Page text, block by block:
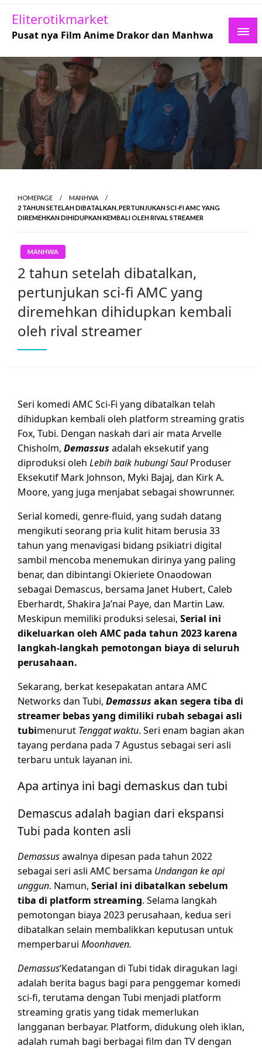
Skip
content
Eliterotikmarket
Pusat nya Film Anime Drakor dan Manhwa
HOMEPAGE
MANHWA
2 TAHUN SETELAH DIBATALKAN, PERTUNJUKAN SCI-FI AMC YANG
DIREMEHKAN DIHIDUPKAN KEMBALI OLEH RIVAL STREAMER
MANHWA
2 tahun setelah dibatalkan,
pertunjukan sci-fi AMC yang
diremehkan dihidupkan kembali
oleh rival streamer
Seri komedi AMC Sci-Fi yang dibatalkan telah
dihidupkan kembali oleh platform streaming gratis
Fox, Tubi. Dengan naskah dari air mata Arvelle
Chisholm, Demassus adalah eksekutif yang
diproduksi oleh Lebih baik hubungi SaulProduser
Eksekutif Mark Johnson, Myki Bajaj, dan Kirk A.
Moore, yang juga menjabat sebagai showrunner.
Serial komedi, genre-fluid, yang sudah datang
mengikuti seorang pria kulit hitam berusia 33
tahun yang menavigasi bidang psikiatri digital
sambil mencoba menemukan dirinya yang paling
benar, dan dibintangi Okieriete Onaodowan
sebagai Demascus, bersama Janet Hubert, Caleb
Eberhardt, Shakira Ja’nai Paye, dan Martin Law.
Meskipun memiliki produksi selesai, Serial ini
dikeluarkan oleh AMC pada tahun 2023 karena
langkah-langkah pemotongan biaya di seluruh
perusahaan.
Sekarang, berkat kesepakatan antara AMC
Networks dan Tubi, Demassus akan segera tiba di
streamer bebas yang dimiliki rubah sebagai asli
tubimenurut Tenggat waktu. Seri enam bagian akan
tayang perdana pada 7 Agustus sebagai seri asli
terbaru untuk layanan ini.
Apa artinya ini bagi demaskus dan tubi
Demascus adalah bagian dari ekspansi
Tubi pada konten asli
Demassusawalnya dipesan pada tahun 2022
sebagai seri asli AMC bersama Undangan ke api
unggun. Namun, Serial ini dibatalkan sebelum
tiba di platform streaming. Selama langkah
pemotongan biaya 2023 perusahaan, kedua seri
dibatalkan selain membalikkan keputusan untuk
memperbarui Moonhaven.
Demassus‘Kedatangan di Tubi tidak diragukan lagi
adalah berita bagus bagi para penggemar komedi
sci-fi, terutama dengan Tubi menjadi platform
streaming gratis yang tidak memerlukan
langganan berbayar. Platform, didukung oleh iklan,
adalah rumah bagi berbagai film dan TV dengan